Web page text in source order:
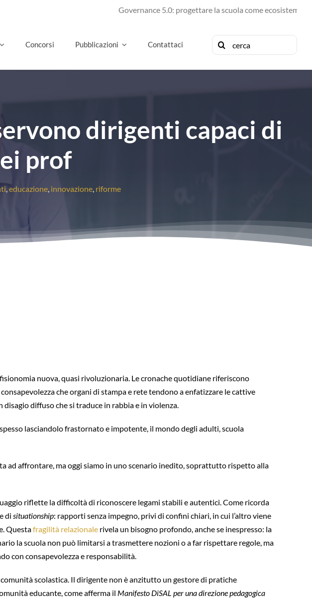
Governance 5.0: progettare la scuola come ecosistema di futuro
Concorsi Pubblicazioni Contattaci
Cerca
per:
dirigenti capaci di
prof
educazione, innovazione, riforme
nuova, quasi rivoluzionaria. Le cronache quotidiane riferiscono
che organi di stampa e rete tendono a enfatizzare le cattive
disagio diffuso che si traduce in rabbia e in violenza.
lasciandolo frastornato e impotente, il mondo degli adulti, scuola
ad affrontare, ma oggi siamo in uno scenario inedito, soprattutto rispetto alla
riflette la difficoltà di riconoscere legami stabili e autentici. Come ricorda
di situationship: rapporti senza impegno, privi di confini chiari, in cui l’altro viene
Questafragilità relazionalerivela un bisogno profondo, anche se inespresso: la
la scuola non può limitarsi a trasmettere nozioni o a far rispettare regole, ma
con consapevolezza e responsabilità.
scolastica. Il dirigente non è anzitutto un gestore di pratiche
educante, come afferma il Manifesto DiSAL per una direzione pedagogica